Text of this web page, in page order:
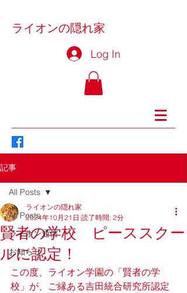
ライオンの隠れ家
Log In
記事
All Posts
ライオン通信
お知らせ
All Posts
賢者の学校 ピーススクー
ルに認定！
ライオンの隠れ家
2024年10月21日 読了時間: 2分
この度、ライオン学園の「賢者の学
校」が、ご縁ある吉田統合研究所認定